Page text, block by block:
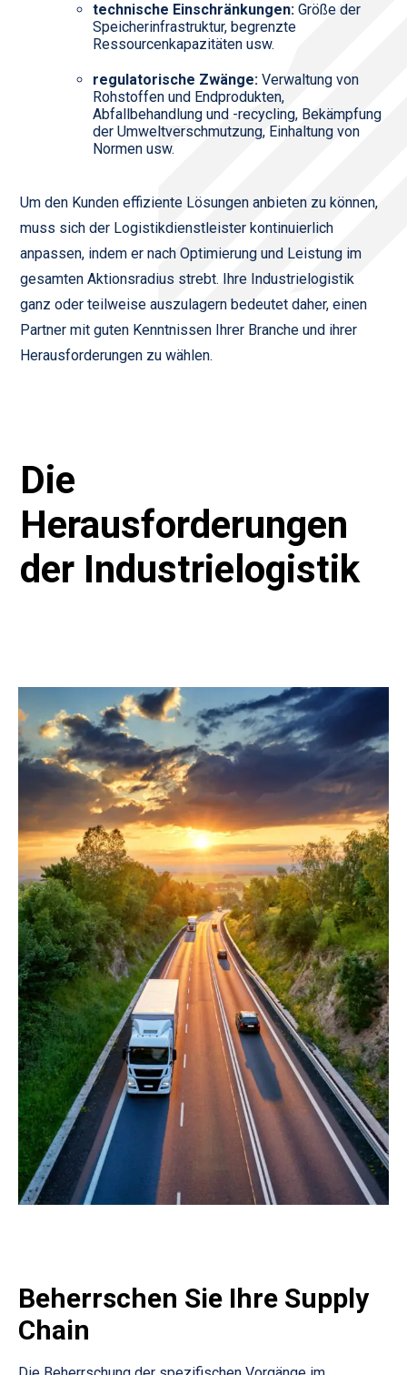
technische Einschränkungen:Größe der
Speicherinfrastruktur, begrenzte
Ressourcenkapazitäten usw.
regulatorische Zwänge:Verwaltung von
Rohstoffen und Endprodukten,
Abfallbehandlung und -recycling, Bekämpfung
der Umweltverschmutzung, Einhaltung von
Normen usw.
Um den Kunden effiziente Lösungen anbieten zu können,
muss sich der Logistikdienstleister kontinuierlich
anpassen, indem er nach Optimierung und Leistung im
gesamten Aktionsradius strebt. Ihre Industrielogistik
ganz oder teilweise auszulagern bedeutet daher, einen
Partner mit guten Kenntnissen Ihrer Branche und ihrer
Herausforderungen zu wählen.
Die
Herausforderungen
der Industrielogistik
Beherrschen Sie Ihre Supply
Chain